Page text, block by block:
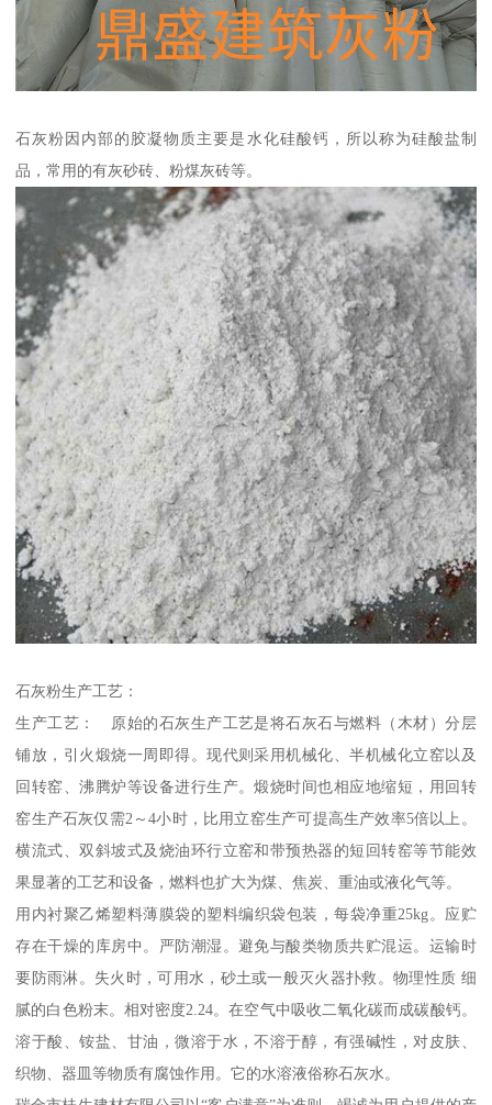
石灰粉因内部的胶凝物质主要是水化硅酸钙，所以称为硅酸盐制
品，常用的有灰砂砖、粉煤灰砖等。
石灰粉生产工艺：
生产工艺： 原始的石灰生产工艺是将石灰石与燃料（木材）分层
铺放，引火煅烧一周即得。现代则采用机械化、半机械化立窑以及
回转窑、沸腾炉等设备进行生产。煅烧时间也相应地缩短，用回转
窑生产石灰仅需2～4小时，比用立窑生产可提高生产效率5倍以上。
横流式、双斜坡式及烧油环行立窑和带预热器的短回转窑等节能效
果显著的工艺和设备，燃料也扩大为煤、焦炭、重油或液化气等。
用内衬聚乙烯塑料薄膜袋的塑料编织袋包装，每袋净重25kg。应贮
存在干燥的库房中。严防潮湿。避免与酸类物质共贮混运。运输时
要防雨淋。失火时，可用水，砂土或一般灭火器扑救。物理性质 细
腻的白色粉末。相对密度2.24。在空气中吸收二氧化碳而成碳酸钙。
溶于酸、铵盐、甘油，微溶于水，不溶于醇，有强碱性，对皮肤、
织物、器皿等物质有腐蚀作用。它的水溶液俗称石灰水。